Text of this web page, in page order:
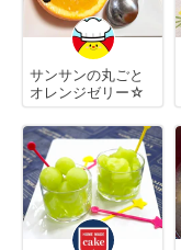
サンサンの丸ごと
オレンジゼリー☆